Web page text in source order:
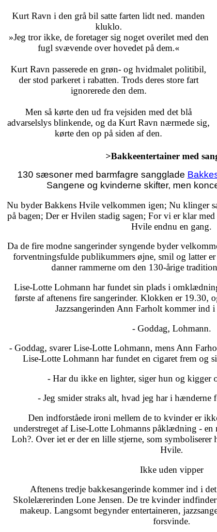
Kurt Ravn i den grå bil satte farten lidt ned. manden
kluklo.
»Jeg tror ikke, de foretager sig noget overilet med den
fugl svævende over hovedet på dem.«
Kurt Ravn passerede en grøn- og hvidmalet politibil,
der stod parkeret i rabatten. Trods deres store fart
ignorerede den dem.
Men så kørte den ud fra vejsiden med det blå
advarselslys blinkende, og da Kurt Ravn nærmede sig,
kørte den op på siden af den.
>Bakkeentertainer med
130 sæsoner med barmfagre sangglade
Sangene og kvinderne skifter, men
Nu byder Bakkens Hvile velkommen igen; Nu klinger
på bagen; Der er Hvilen stadig sagen; For vi er klar
Hvile endnu en gang.
Da de fire modne sangerinder syngende byder
forventningsfulde publikummers øjne, smil og latter
danner rammerne om den 130-årige
Lise-Lotte Lohmann har fundet sin plads i
første af aftenens fire sangerinder. Klokken er 19.30,
Jazzsangerinden Ann Farholt kommer ind
- Goddag, Lohmann.
- Goddag, svarer Lise-Lotte Lohmann, mens Ann
Lise-Lotte Lohmann har fundet en cigaret frem og
- Har du ikke en lighter, siger hun og kigger
- Jeg smider straks alt, hvad jeg har i hænderne
Den indforståede ironi mellem de to kvinder er
understreget af Lise-Lotte Lohmanns påklædning -
Loh?. Over iet er der en lille stjerne, som symboliserer
Hvile.
Ikke uden vipper
Aftenens tredje bakkesangerinde kommer ind i
Skolelærerinden Lone Jensen. De tre kvinder
makeup. Langsomt begynder entertaineren,
forsvinde.